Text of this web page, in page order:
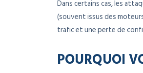
Dans certains cas, les
(souvent issus des
trafic et une perte de
POURQUOI